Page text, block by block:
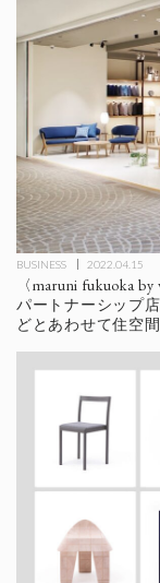
BUSINESS 2022.04.15
〈maruni fukuoka
パートナーシップ
どとあわせて住空